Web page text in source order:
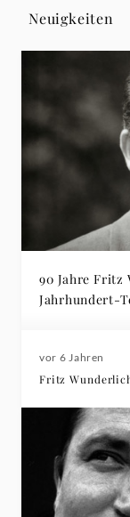
Deutsche
Neuigkeiten
90 Jahre Fritz
Jahrhundert-
vor 6 Jahren
Fritz